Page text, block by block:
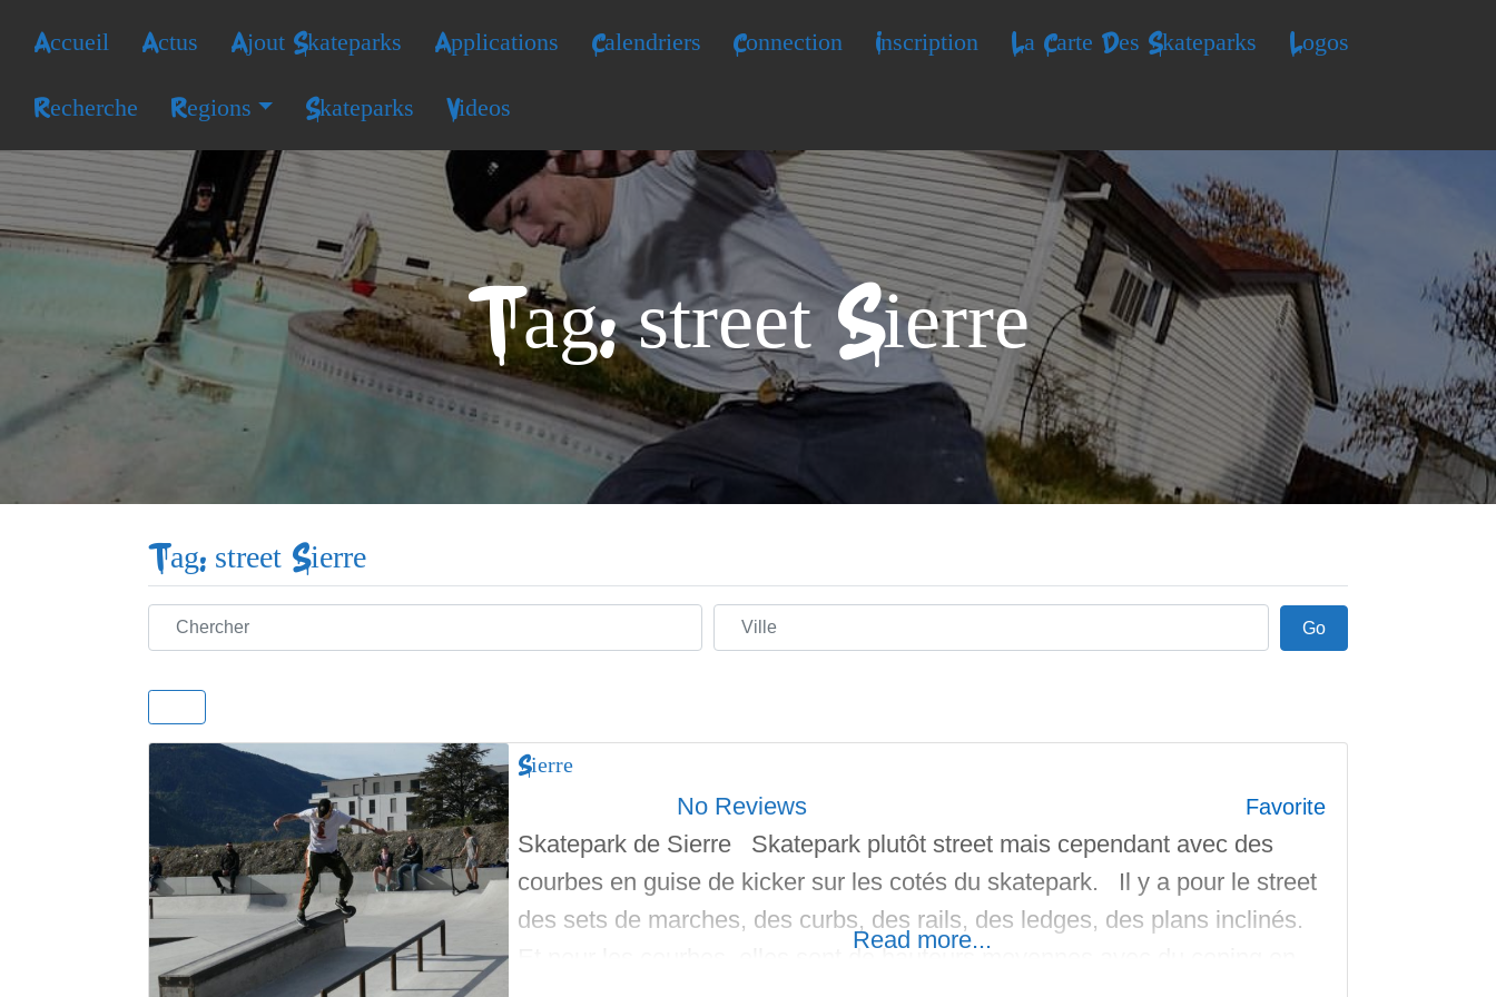
Accueil Actus Ajout Skateparks Applications Calendriers Connection Inscription La Carte Des Skateparks Logos
Recherche Regions Skateparks Videos
Tag: street Sierre
Tag: street Sierre
Chercher Ville GoGo
Sierre
No Reviews Favorite
Skatepark de Sierre Skatepark plutôt street mais cependant avec des
courbes en guise de kicker sur les cotés du skatepark. Il y a pour le street
des sets de marches, des curbs, des rails, des ledges, des plans inclinés.
Et pour les courbes, elles sont de hauteurs moyennes avec du coping en
Read more...